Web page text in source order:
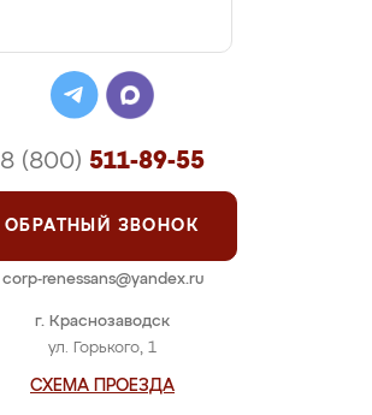
г. Краснозаводск
ул. Горького, 1
СХЕМА ПРОЕЗДА
8 (800) 511-89-55
ОБРАТНЫЙ ЗВОНОК
corp-renessans@yandex.ru